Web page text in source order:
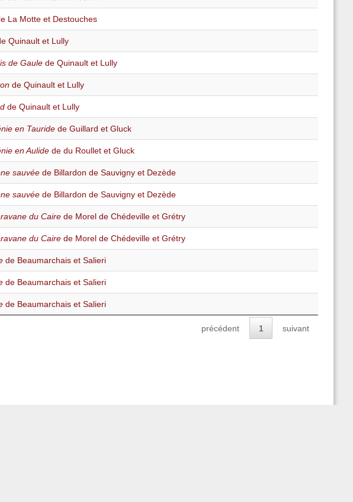
La Motte et Destouches
Quinault et Lully
de Gaule de Quinault et Lully
de Quinault et Lully
de Quinault et Lully
en Tauride de Guillard et Gluck
en Aulide de du Roullet et Gluck
sauvée de Billardon de Sauvigny et Dezède
sauvée de Billardon de Sauvigny et Dezède
du Caire de Morel de Chédeville et Grétry
du Caire de Morel de Chédeville et Grétry
de Beaumarchais et Salieri
de Beaumarchais et Salieri
de Beaumarchais et Salieri
précédent 1 suivant